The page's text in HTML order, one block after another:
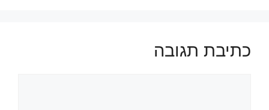
כתיבת תגובה